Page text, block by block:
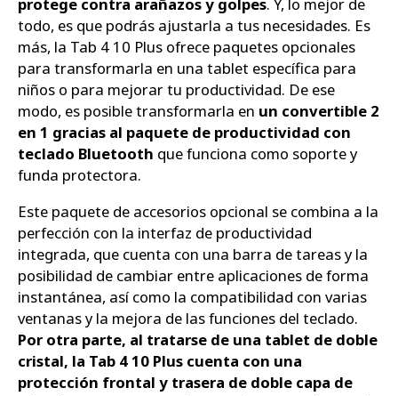
protege contra arañazos y golpes. Y, lo mejor de
todo, es que podrás ajustarla a tus necesidades. Es
más, la Tab 4 10 Plus ofrece paquetes opcionales
para transformarla en una tablet específica para
niños o para mejorar tu productividad. De ese
modo, es posible transformarla en un convertible 2
en 1 gracias al paquete de productividad con
teclado Bluetooth que funciona como soporte y
funda protectora.
Este paquete de accesorios opcional se combina a la
perfección con la interfaz de productividad
integrada, que cuenta con una barra de tareas y la
posibilidad de cambiar entre aplicaciones de forma
instantánea, así como la compatibilidad con varias
ventanas y la mejora de las funciones del teclado.
Por otra parte, al tratarse de una tablet de doble
cristal, la Tab 4 10 Plus cuenta con una
protección frontal y trasera de doble capa de